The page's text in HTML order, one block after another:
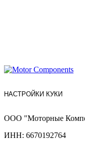
НАСТРОЙКИ КУКИ
ООО "Моторные
ИНН: 6670192764